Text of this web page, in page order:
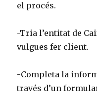
el procés.
-Tria l’entitat de
vulgues fer client.
-Completa la
través d’un